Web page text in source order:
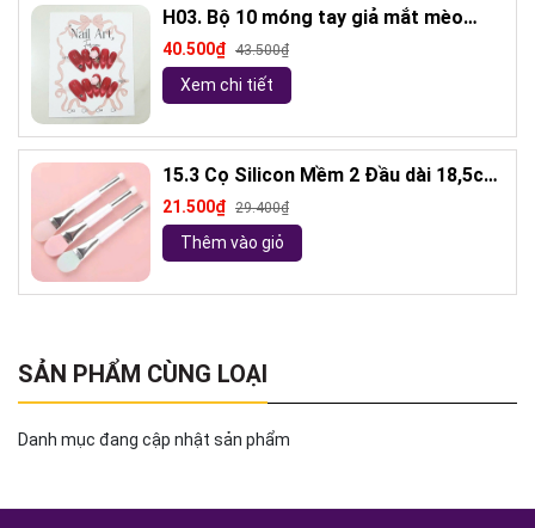
H03. Bộ 10 móng tay giả mắt mèo
kèm keo và giũa móng (ngẫu nhiên)
40.500₫ 43.500₫
Xem chi tiết
15.3 Cọ Silicon Mềm 2 Đầu dài 18,5cm
( ngẫu nhiên)
21.500₫ 29.400₫
Thêm vào giỏ
SẢN PHẨM CÙNG LOẠI
Danh mục đang cập nhật sản phẩm